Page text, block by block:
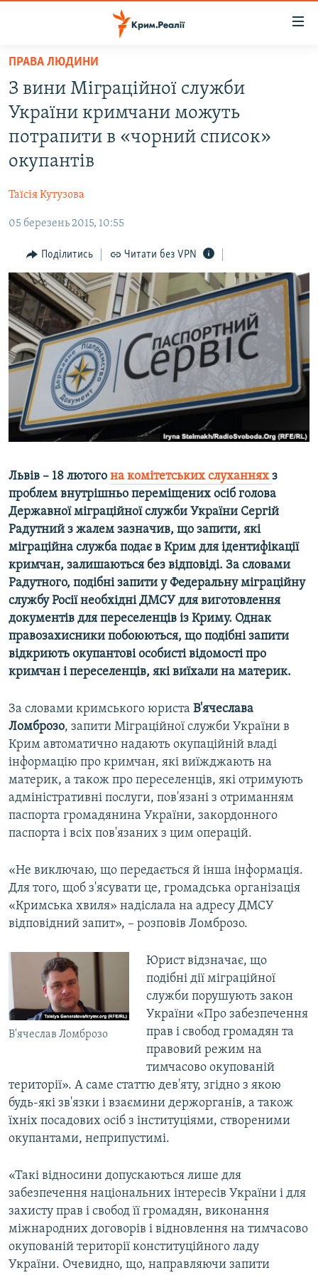
Перейти
основного
матеріалу
Перейти
до
основної
Перейти
до
ВІДЕО ТА ФОТО
ПОГЛЯД
ІНТЕРВ'Ю
ВСЕ ЗА ДЕНЬ
СПЕЦПРОЕКТИ
ДЕПОРТАЦІЯ
ВІДЕОУРОКИ «ELIFBE»
СВІДЧЕННЯ ОКУПАЦІЇ
УКРАЇНСЬКА ПРОБЛЕМА КРИМУ
ІНФОГРАФІКА
ЯК ОБІЙТИ БЛОКУВАННЯ
Русский
Qırımtatar
ДОЛУЧАЙСЯ!
Усі сайти RFE/RL
ПРАВА ЛЮДИНИ
З вини Міграційної служби
України кримчани можуть
потрапити в «чорний список»
окупантів
Таїсія Кутузова
05 березень 2015, 10:55
Поділитись Читати без VPN
Львів – 18 лютого на комітетських слуханнях з
проблем внутрішньо переміщених осіб голова
Державної міграційної служби України Сергій
Радутний з жалем зазначив, що запити, які
міграційна служба подає в Крим для ідентифікації
кримчан, залишаються без відповіді. За словами
Радутного, подібні запити у Федеральну міграційну
службу Росії необхідні ДМСУ для виготовлення
документів для переселенців із Криму. Однак
правозахисники побоюються, що подібні запити
відкриють окупантові особисті відомості про
кримчан і переселенців, які виїхали на материк.
За словами кримського юриста В'ячеслава
Ломброзо, запити Міграційної служби України в
Крим автоматично надають окупаційній владі
інформацію про кримчан, які виїжджають на
материк, а також про переселенців, які отримують
адміністративні послуги, пов'язані з отриманням
паспорта громадянина України, закордонного
паспорта і всіх пов'язаних з цим операцій.
«Не виключаю, що передається й інша інформація.
Для того, щоб з'ясувати це, громадська організація
«Кримська хвиля» надіслала на адресу ДМСУ
відповідний запит», – розповів Ломброзо.
В'ячеслав Ломброзо
Юрист відзначає, що
подібні дії міграційної
служби порушують закон
України «Про забезпечення
прав і свобод громадян та
правовий режим на
тимчасово окупованій
території». А саме статтю дев'яту, згідно з якою
будь-які зв'язки і взаємини держорганів, а також
їхніх посадових осіб з інституціями, створеними
окупантами, неприпустимі.
«Такі відносини допускаються лише для
забезпечення національних інтересів України і для
захисту прав і свобод її громадян, виконання
міжнародних договорів і відновлення на тимчасово
окупованій території конституційного ладу
України. Очевидно, що, направляючи запити